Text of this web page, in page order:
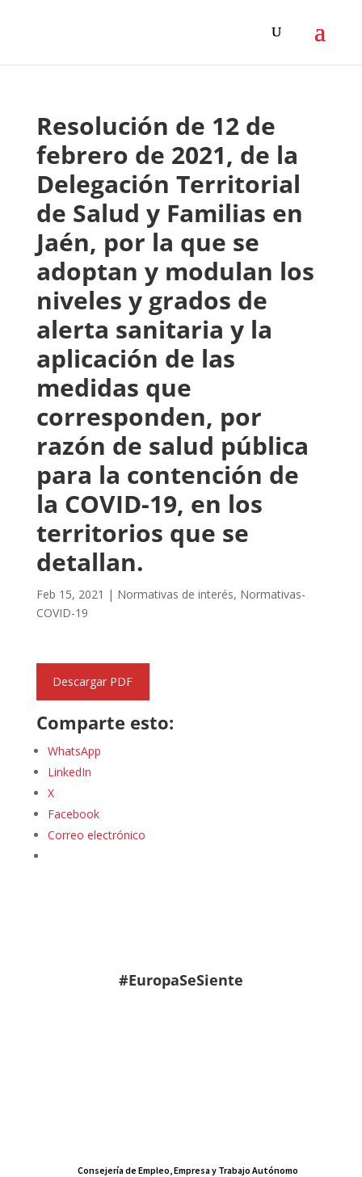
Resolución de 12 de
febrero de 2021, de la
Delegación Territorial
de Salud y Familias en
Jaén, por la que se
adoptan y modulan los
niveles y grados de
alerta sanitaria y la
aplicación de las
medidas que
corresponden, por
razón de salud pública
para la contención de
la COVID-19, en los
territorios que se
detallan.
Feb 15, 2021 | Normativas de interés, Normativas-
COVID-19
Descargar PDF
Comparte esto:
WhatsApp
LinkedIn
X
Facebook
Correo electrónico
#EuropaSeSiente
Consejería de Empleo, Empresa y Trabajo Autónomo